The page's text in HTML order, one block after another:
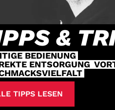
&
BEDIENUNG
ENTSORGUNG
TIPPS LESEN